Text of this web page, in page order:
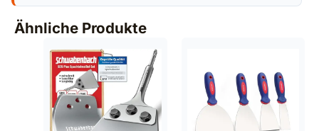
Ähnliche Produkte